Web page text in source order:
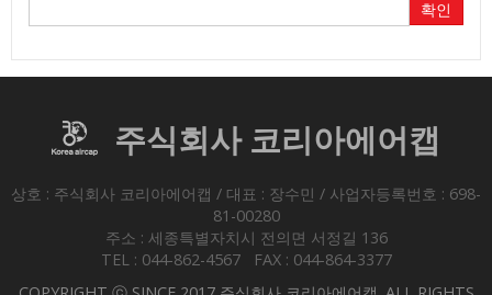
확인
주식회사 코리아에어캡
상호 : 주식회사 코리아에어캡 / 대표 : 장수민 / 사업자등록번호 : 698-
81-00280
주소 : 세종특별자치시 전의면 서정길 136
TEL : 044-862-4567 FAX : 044-864-3377